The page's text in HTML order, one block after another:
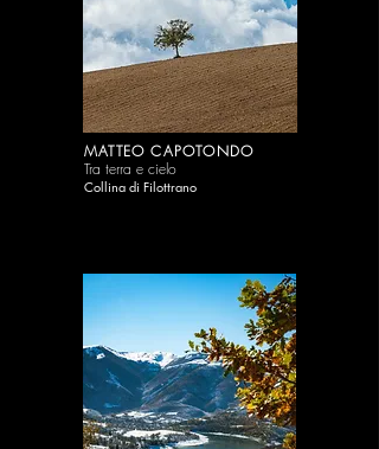
MATTEO CAPOTONDO
Tra terra e cielo
Collina di Filottrano